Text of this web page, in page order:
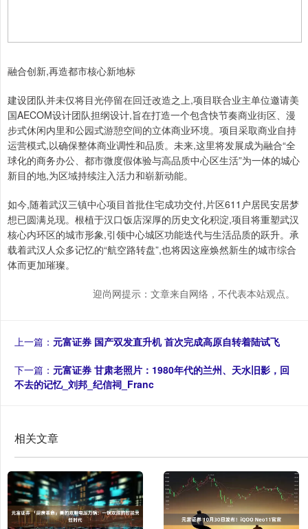
融合创新,再造都市核心新地标
建设团队并未仅将目光停留在回迁改造之上,项目联合业主单位邀请美
国AECOM设计团队担纲设计,旨在打造一个包含快节奏商业街区、漫
步式休闲内里和公园式游憩空间的立体商业环境。项目采取商业自持
运营模式,以确保整体商业调性和品质。未来,这里将发展成为融合“全
球化的商务办公、都市微度假体验与高品质中心区生活”为一体的城心
新目的地,为区域持续注入活力和崭新动能。
如今,随着武汉三镇中心项目首批住宅成功交付,片区611户居民安居梦
想已圆满兑现。根植于汉口饭店深厚的历史文化积淀,项目将重塑武汉
核心内环区的城市形象,引领中心城区功能迭代与生活品质的跃升。承
载着武汉人众多记忆的“航空路转盘”,也将因这座焕然新生的城市综合
体而更加璀璨。
迎尚网提示：文章来自网络，不代表本站观点。
上一篇： 元富证券 国产双发直升机 首次完成高原自转着陆试飞
下一篇： 元富证券 甘肃老照片：1980年代的兰州、天水旧影，回
不去的记忆_刘邦_纪信祠_Franc
相关文章